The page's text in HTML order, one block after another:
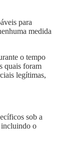
para
medida
o tempo
quais foram
legítimas,
sob a
o